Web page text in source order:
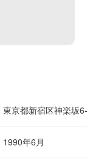
東京都新宿区神楽坂
1990年6月